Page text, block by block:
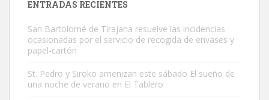
ENTRADAS RECIENTES
San Bartolomé de Tirajana resuelve las incidencias
ocasionadas por el servicio de recogida de envases y
papel-cartón
St. Pedro y Siroko amenizan este sábado El sueño de
una noche de verano en El Tablero